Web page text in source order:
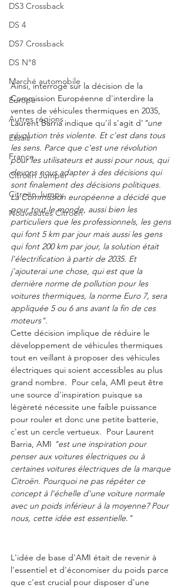
DS3 Crossback
DS 4
DS7 Crossback
DS N°8
Marché automobile
Europe
Autres régions
Essais
France
Citroën Jumper
Citroën Jumpy
Nouveautés Citroën
Ainsi, interrogé sur la décision de la
Commission Européenne d'interdire la
ventes de véhicules thermiques en 2035,
Laurent Barria indique qu'il s'agit d' "une
révolution très violente. Et c'est dans tous
les sens. Parce que c'est une révolution
pour les utilisateurs et aussi pour nous, qui
devons nous adapter à des décisions qui
sont finalement des décisions politiques.
La Commission européenne a décidé que
pour tout le monde, aussi bien les
particuliers que les professionnels, les gens
qui font 5 km par jour mais aussi les gens
qui font 200 km par jour, la solution était
l'électrification à partir de 2035. Et
j'ajouterai une chose, qui est que la
dernière norme de pollution pour les
voitures thermiques, la norme Euro 7, sera
appliquée 5 ou 6 ans avant la fin de ces
moteurs".
Cette décision implique de réduire le
développement de véhicules thermiques
tout en veillant à proposer des véhicules
électriques qui soient accessibles au plus
grand nombre.  Pour cela, AMI peut être
une source d'inspiration puisque sa
légèreté nécessite une faible puissance
pour rouler et donc une petite batterie,
c'est un cercle vertueux.  Pour Laurent
Barria, AMI "est une inspiration pour
penser aux voitures électriques ou à
certaines voitures électriques de la marque
Citroën. Pourquoi ne pas répéter ce
concept à l'échelle d'une voiture normale
avec un poids inférieur à la moyenne? Pour
nous, cette idée est essentielle."
L'idée de base d'AMI était de revenir à
l'essentiel et d'économiser du poids parce
que c'est crucial pour disposer d'une